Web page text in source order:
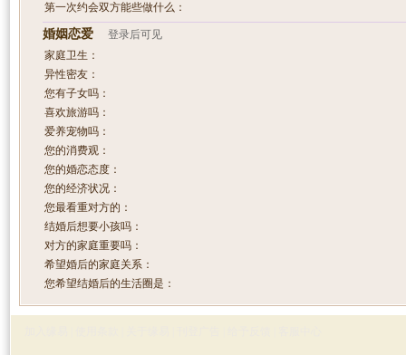
第一次约会双方能些做什么：
婚姻恋爱 登录后可见
家庭卫生：
异性密友：
您有子女吗：
喜欢旅游吗：
爱养宠物吗：
您的消费观：
您的婚恋态度：
您的经济状况：
您最看重对方的：
结婚后想要小孩吗：
对方的家庭重要吗：
希望婚后的家庭关系：
您希望结婚后的生活圈是：